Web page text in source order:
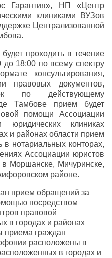
Гарантия», НП «Центр
клиниками ВУЗов
Централизованной
проходить в течение
до 18:00 по всему спектру
консультирования,
правовых документов,
по действующему
Тамбове прием будет
помощи Ассоциации
клиниках
и районах области прием
нотариальных конторах,
Ассоциации юристов
в Моршанске, Мичуринске,
районе.
прием обращений за
посредством
правовой
в городах и районах
приема граждан
расположены в
в городах и